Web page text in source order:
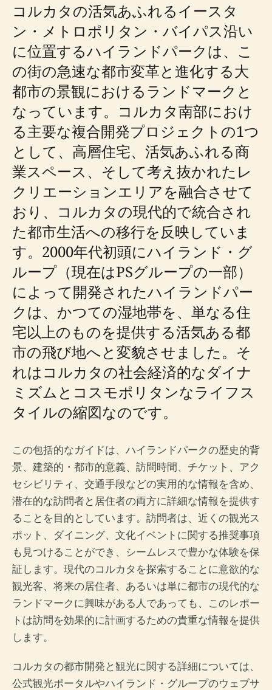
コルカタの活気あふれるイースタ
ン・メトロポリタン・バイパス沿い
に位置するハイランドパークは、こ
の街の急速な都市変革と進化する大
都市の景観におけるランドマークと
なっています。コルカタ南部におけ
る主要な複合開発プロジェクトの1つ
として、高層住宅、活気あふれる商
業スペース、そして考え抜かれたレ
クリエーションエリアを融合させて
おり、コルカタの現代的で統合され
た都市生活への移行を反映していま
す。2000年代初頭にハイランド・グ
ループ（現在はPSグループの一部）
によって開発されたハイランドパー
クは、かつての湿地帯を、単なる住
宅以上のものを提供する活気ある都
市の飛び地へと変貌させました。そ
れはコルカタの社会経済的なダイナ
ミズムとコスモポリタンなライフス
タイルの縮図なのです。
この包括的なガイドは、ハイランドパークの歴史的背
景、建築的・都市的意義、訪問時間、チケット、アク
セシビリティ、交通手段などの実用的な情報を含め、
潜在的な訪問者と居住者の両方に詳細な情報を提供す
ることを目的としています。訪問者は、近くの観光ス
ポット、ダイニング、文化イベントに関する推奨事項
も見つけることができ、シームレスで豊かな体験を保
証します。現代のコルカタを探索することに意欲的な
観光客、将来の居住者、あるいは単に都市の現代的な
ランドマークに興味がある人であっても、このレポー
トは訪問を効果的に計画するための貴重な情報を提供
します。
コルカタの都市開発と観光に関する詳細については、
公式観光ポータルやハイランド・グループのウェブサ